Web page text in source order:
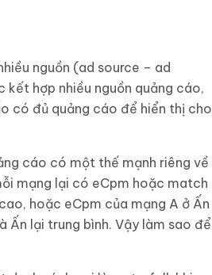
nguồn (ad source – ad
hợp nhiều nguồn quảng cáo,
có đủ quảng cáo để hiển thị cho
cáo có một thế mạnh riêng về
mạng lại có eCpm hoặc match
hoặc eCpm của mạng A ở Ấn
Ấn lại trung bình. Vậy làm sao để